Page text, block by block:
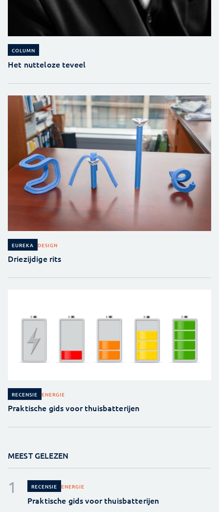
COLUMN
Het nutteloze teveel
EUREKA DESIGN
Driezijdige rits
RECENSIE ENERGIE
Praktische gids voor thuisbatterijen
MEEST GELEZEN
RECENSIE ENERGIE
Praktische gids voor thuisbatterijen